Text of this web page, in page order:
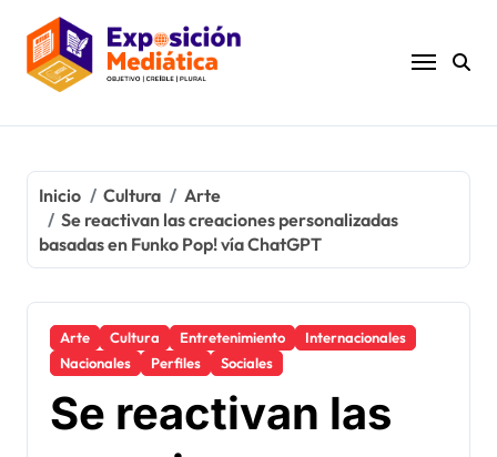
contenido
Inicio Cultura
Arte
Se reactivan las creaciones personalizadas
basadas en Funko Pop! vía ChatGPT
Arte Cultura Entretenimiento
Internacionales
Nacionales
Perfiles Sociales
Se reactivan las